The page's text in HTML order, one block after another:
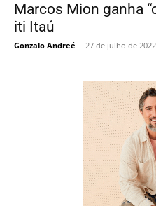
Marcos Mion ganha
iti Itaú
Gonzalo Andreé - 27 de julho de 2022